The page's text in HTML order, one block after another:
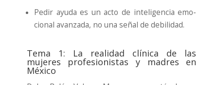
Pedir ayu­da es un acto de inte­li­gen­cia emo­
cio­nal avan­za­da, no una señal de debi­li­dad.
Tema 1: La realidad clínica de las
mujeres profesionistas y madres en
México